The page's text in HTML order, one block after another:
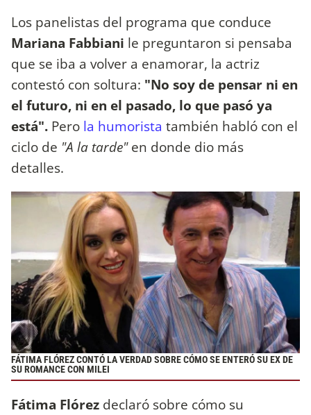
Los panelistas del programa que conduce
Mariana Fabbiani le preguntaron si pensaba
que se iba a volver a enamorar, la actriz
contestó con soltura: "No soy de pensar ni en
el futuro, ni en el pasado, lo que pasó ya
está". Pero la humorista también habló con el
ciclo de "A la tarde"en donde dio más
detalles.
FÁTIMA FLÓREZ CONTÓ LA VERDAD SOBRE CÓMO SE ENTERÓ SU EX DE
SU ROMANCE CON MILEI
Fátima Flórez declaró sobre cómo su